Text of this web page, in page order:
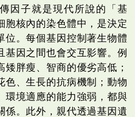
因子就是現代所說的「基
胞核內的染色體中，是決定
位。每個基因控制著生物體
基因之間也會交互影響。例
矮胖瘦、智商的優劣高低；
色、生長的抗病機制；動物
環境適應的能力強弱，都與
係。此外，親代透過基因遺